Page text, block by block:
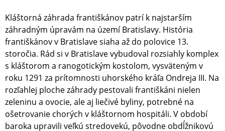
Kláštorná záhrada františkánov patrí k najstarším
záhradným úpravám na území Bratislavy. História
františkánov v Bratislave siaha až do polovice 13.
storočia. Rád si v Bratislave vybudoval rozsiahly komplex
s kláštorom a ranogotickým kostolom, vysväteným v
roku 1291 za prítomnosti uhorského kráľa Ondreja III. Na
rozľahlej ploche záhrady pestovali františkáni nielen
zeleninu a ovocie, ale aj liečivé byliny, potrebné na
ošetrovanie chorých v kláštornom hospitáli. V období
baroka upravili veľkú stredovekú, pôvodne obdĺžnikovú